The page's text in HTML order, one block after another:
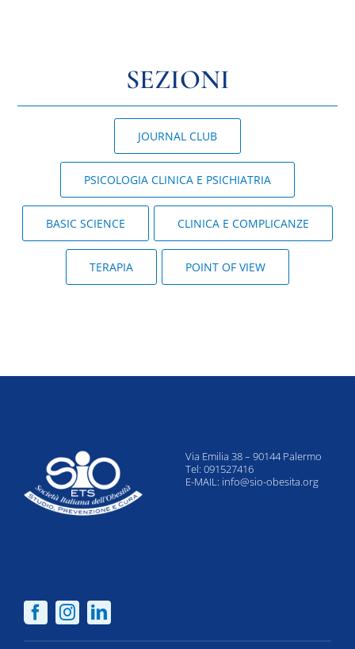
SEZIONI
JOURNAL CLUB
PSICOLOGIA CLINICA E PSICHIATRIA
BASIC SCIENCE CLINICA E COMPLICANZE
TERAPIA POINT OF VIEW
Via Emilia 38 – 90144 Palermo
Tel: 091527416
E-MAIL: info@sio-obesita.org